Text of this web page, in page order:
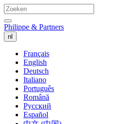
Philippe & Partners
nl
Français
English
Deutsch
Italiano
Português
Română
Русский
Español